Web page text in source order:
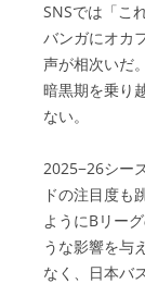
SNSでは「こ
バンガにオカ
声が相次いだ
暗黒期を乗り
ない。
2025−26シー
ドの注目度も
ようにBリー
うな影響を与
なく、日本バ